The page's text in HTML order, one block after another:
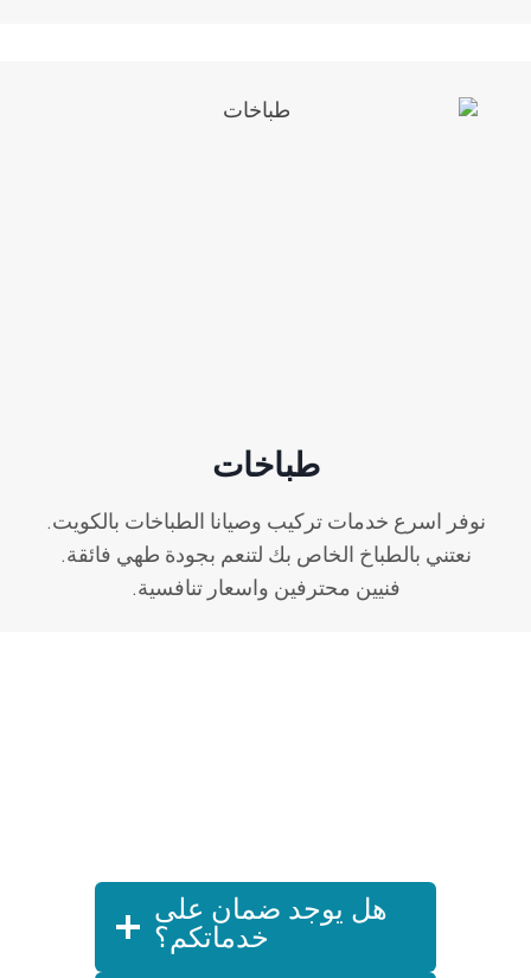
طباخات
نوفر اسرع خدمات تركيب وصيانا الطباخات بالكويت.
نعتني بالطباخ الخاص بك لتنعم بجودة طهي فائقة.
فنيين محترفين واسعار تنافسية.
هل يوجد ضمان على
خدماتكم؟